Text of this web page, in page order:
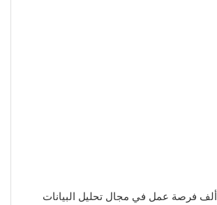
هناك أكثر من 12 ألف فرصة عمل في مجال تحليل البيانات